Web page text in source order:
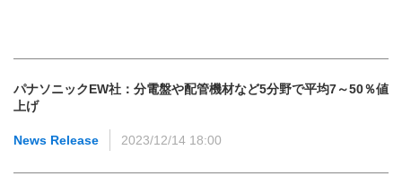
パナソニックEW社：分電盤や配管機材など5分野で平均7～50％値
上げ
News Release 2023/12/14 18:00